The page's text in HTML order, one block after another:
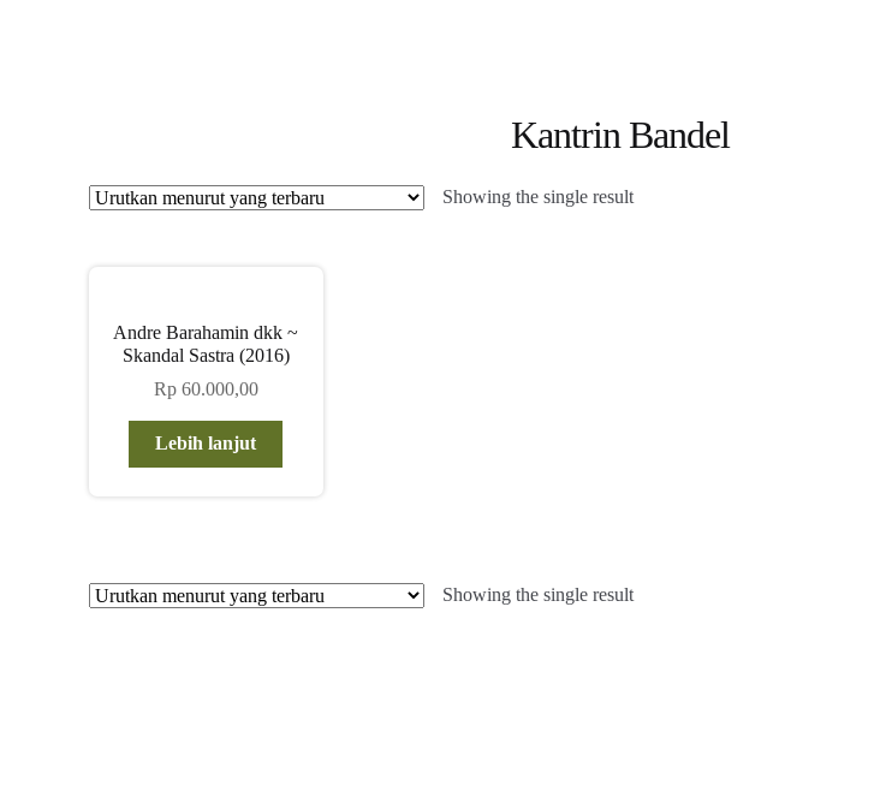
Kantrin Bandel
Showing the single result
Andre Barahamin dkk ~
Skandal Sastra (2016)
Rp60.000,00
Lebih lanjut
Showing the single result